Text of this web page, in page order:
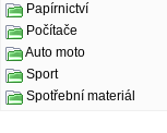
Papírnictví
Počítače
Auto moto
Sport
Spotřební materiál